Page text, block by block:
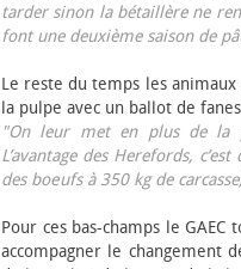
tarder sinon la bétaillère ne
font une deuxième saison de
Le reste du temps les
la pulpe avec un ballot de
"On leur met en plus de la
L’avantage des Herefords,
des bœufs à 350 kg de
Pour ces bas-champs le
accompagner le changement